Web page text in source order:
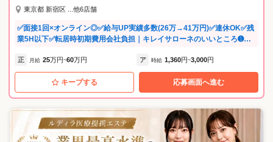
東京都 新宿区 ...他6店舗
✅面接1回×オンライン◎✅給与UP実績多数(26万→41万円)✅連休OK✅残
業5H以下✅転居時初期費用会社負担｜キレイサローネのいいところ➊高
＆高収入◎さらにインセンティブは＋10万円のGetも可能❷チームワー
クがいい！だからこそ人柄重視の採用です➌着実に成長できる少人数研
修制度！最大でも6人での研修だから未経験でも技術習得できます➍営業
が苦手でも大丈夫！技術力が上がればインセンティブ支給あり➎女性が
☆ キレイサローネの自慢 ・‥…━━━☆・‥…━━━☆ ●高水準のお給
料 その秘密は昇給制度と、豊富なインセンティブにあります。 昇給査定
は毎月実施！インセンティブは【未経験入社1年間で約4.5倍】になった
正 月給 25万円~60万円 ア 時給 1,360円~3,000円
キープする 応募画面へ進む